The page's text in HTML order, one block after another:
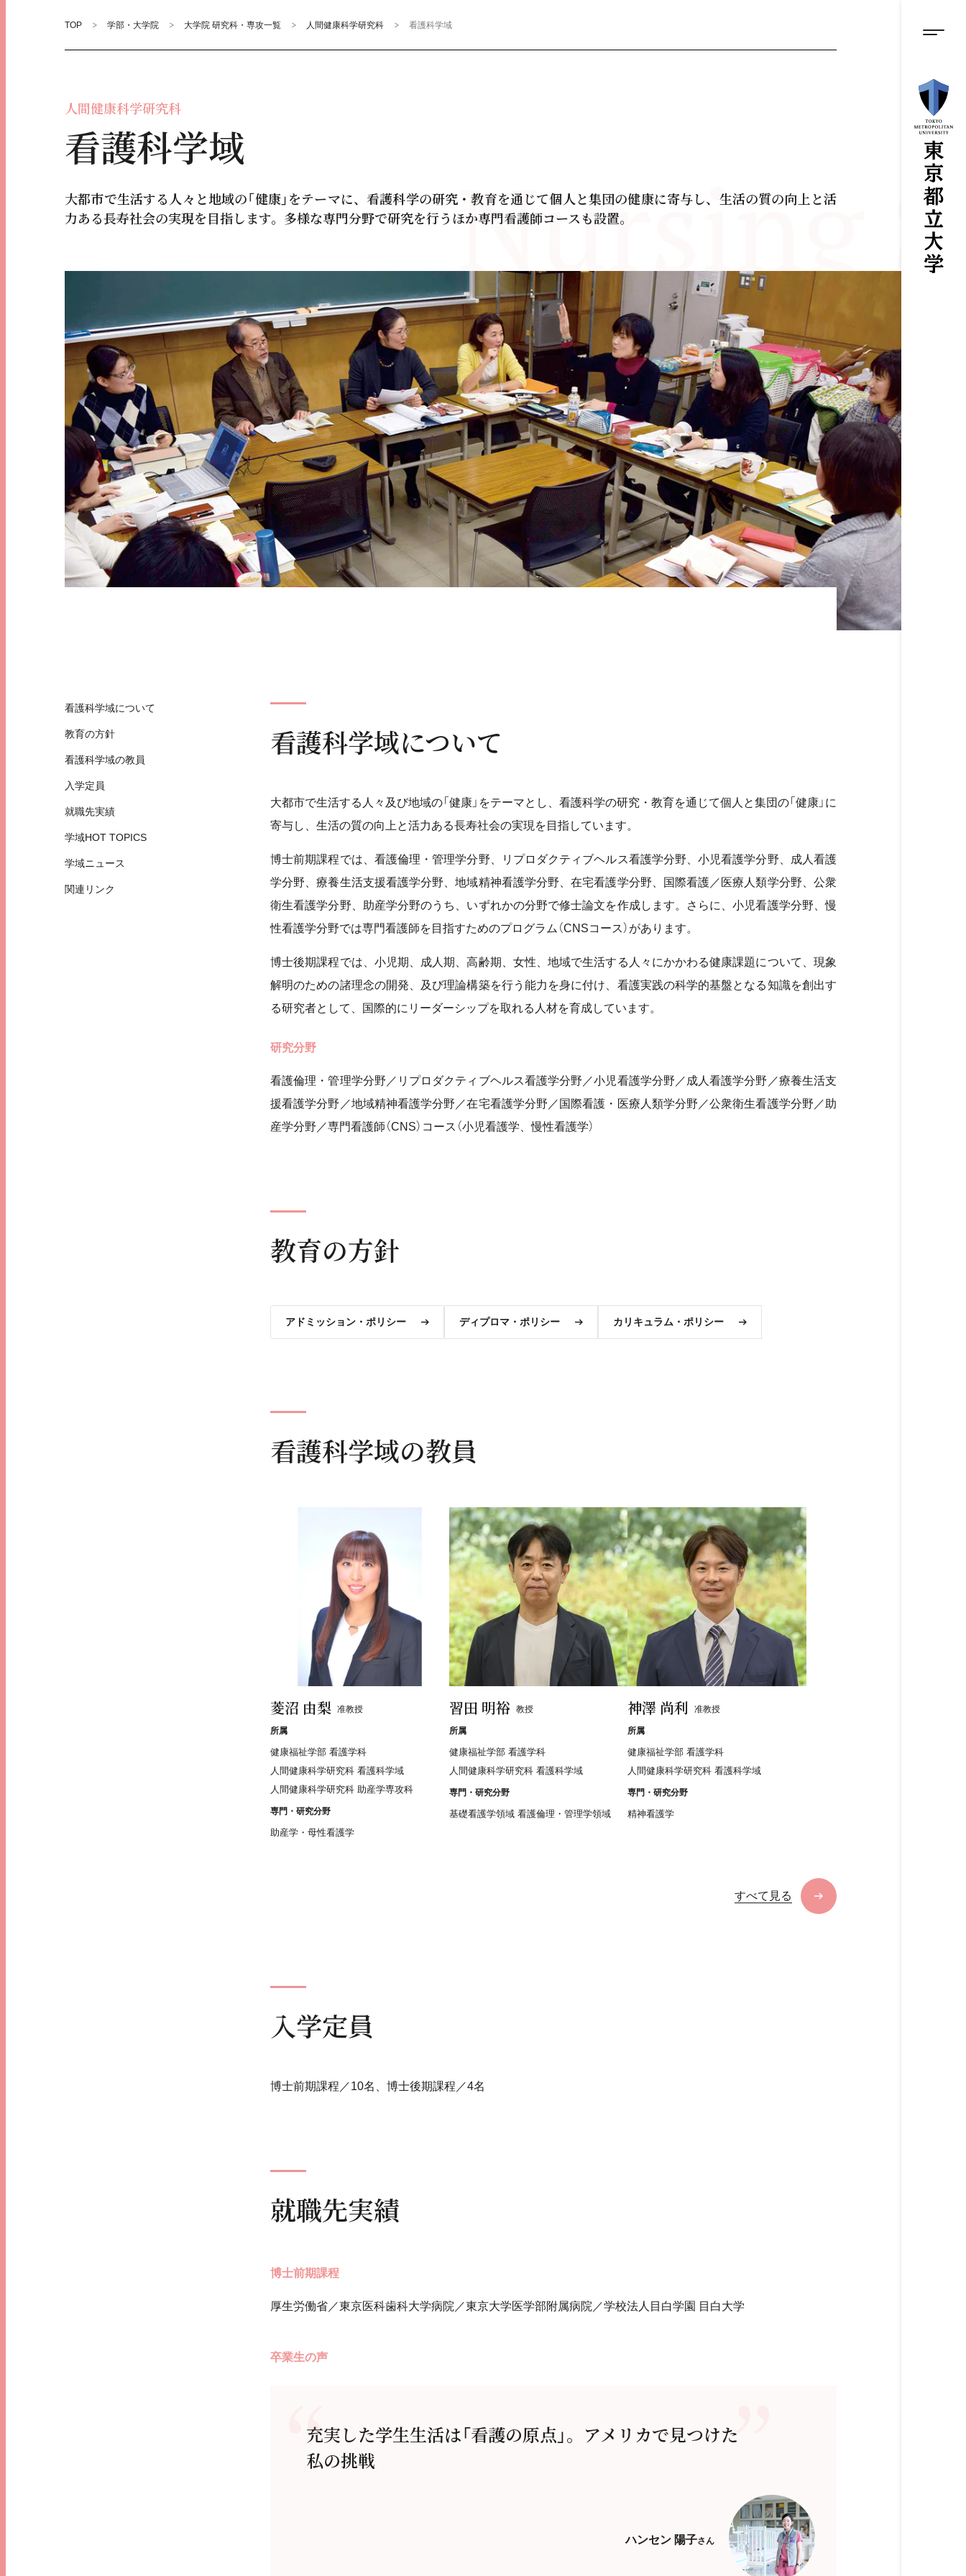
ン
ン
ツ
に
ス
キ
ッ
プ
メニ
TOP 学部・大学院 大学院 研究科・専攻一覧 人間健康科学研究科 看護科学域
Nursing
人間健康科学研究科
看護科学域
大都市で生活する人々と地域の「健康」をテーマに、看護科学の研究・教育を通じて個人と集団の健康に寄与し、生活の質の向上と活
力ある長寿社会の実現を目指します。多様な専門分野で研究を行うほか専門看護師コースも設置。
看護科学域について
大都市で生活する人々及び地域の「健康」をテーマとし、看護科学の研究・教育を通じて個人と集団の「健康」に
寄与し、生活の質の向上と活力ある長寿社会の実現を目指しています。
博士前期課程では、看護倫理・管理学分野、リプロダクティブヘルス看護学分野、小児看護学分野、成人看護
学分野、療養生活支援看護学分野、地域精神看護学分野、在宅看護学分野、国際看護／医療人類学分野、公衆
衛生看護学分野、助産学分野のうち、いずれかの分野で修士論文を作成します。さらに、小児看護学分野、慢
性看護学分野では専門看護師を目指すためのプログラム（CNSコース）があります。
博士後期課程では、小児期、成人期、高齢期、女性、地域で生活する人々にかかわる健康課題について、現象
解明のための諸理念の開発、及び理論構築を行う能力を身に付け、看護実践の科学的基盤となる知識を創出す
る研究者として、国際的にリーダーシップを取れる人材を育成しています。
研究分野
看護倫理・管理学分野／リプロダクティブヘルス看護学分野／小児看護学分野／成人看護学分野／療養生活支
援看護学分野／地域精神看護学分野／在宅看護学分野／国際看護・医療人類学分野／公衆衛生看護学分野／助
産学分野／専門看護師（CNS）コース（小児看護学、慢性看護学）
教育の方針
アドミッション・ポリシー ディプロマ・ポリシー カリキュラム・ポリシー
看護科学域の教員
菱沼 由梨 准教授
所属
健康福祉学部 看護学科
人間健康科学研究科 看護科学域
人間健康科学研究科 助産学専攻科
専門・研究分野
助産学・母性看護学
習田 明裕 教授
所属
健康福祉学部 看護学科
人間健康科学研究科 看護科学域
専門・研究分野
基礎看護学領域 看護倫理・管理学領域
神澤 尚利 准教授
所属
健康福祉学部 看護学科
人間健康科学研究科 看護科学域
専門・研究分野
精神看護学
すべて見る
入学定員
博士前期課程／10名、博士後期課程／4名
就職先実績
博士前期課程
厚生労働省／東京医科歯科大学病院／東京大学医学部附属病院／学校法人目白学園 目白大学
卒業生の声
充実した学生生活は「看護の原点」。アメリカで見つけた
私の挑戦
ハンセン 陽子さん
看護科学域について
教育の方針
看護科学域の教員
入学定員
就職先実績
学域HOT TOPICS
学域ニュース
関連リンク